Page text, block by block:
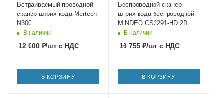
Встраиваемый проводной
сканер штрих-кода Mertech
N300
В наличии
12 000 ₽/шт с НДС
В КОРЗИНУ
Беспроводной сканер
штрих-кода беспроводной
MINDEO CS2291-HD 2D
В наличии
16 755₽/штс НДС
В КОРЗИНУ